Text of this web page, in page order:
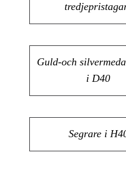
Guld-och
i D40
Segrare i